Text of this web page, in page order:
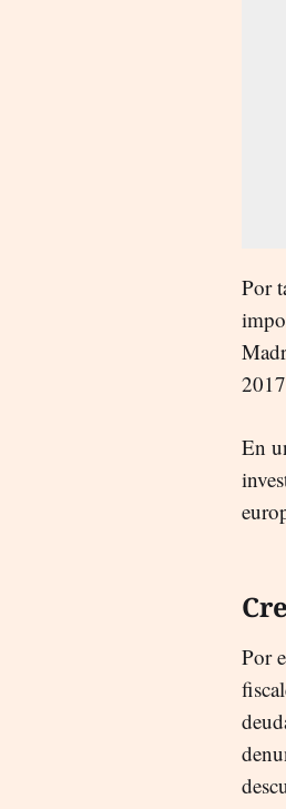
Por
En
Por